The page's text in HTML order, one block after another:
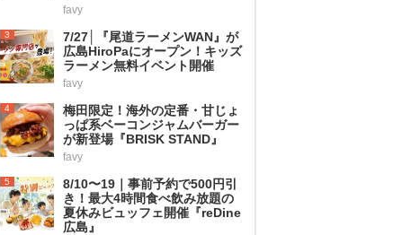
favy
3
7/27│『尾道ラーメンWAN』が
広島HiroPaにオープン！キッズ
ラーメン無料イベント開催
favy
4
梅田限定！海外の定番・甘じょ
っぱ系ベーコンジャムバーガー
が新登場『BRISK STAND』
favy
5
8/10〜19｜事前予約で500円引
き！最大4時間食べ飲み放題の
夏休みビュッフェ開催『reDine
広島』